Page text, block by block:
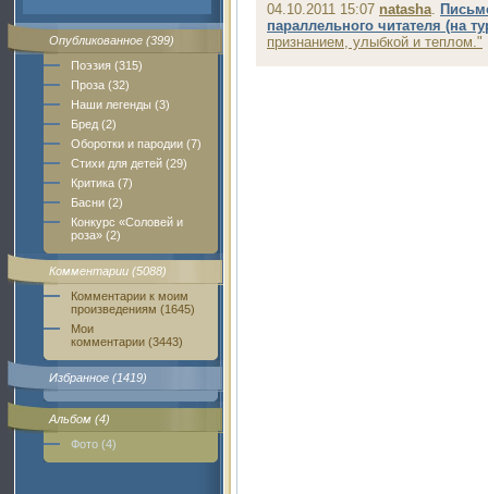
Опубликованное (399)
Поэзия (315)
Проза (32)
Наши легенды (3)
Бред (2)
Оборотки и пародии (7)
Стихи для детей (29)
Критика (7)
Басни (2)
Конкурс «Соловей и
роза» (2)
Комментарии (5088)
Комментарии к моим
произведениям (1645)
Мои
комментарии (3443)
Избранное (1419)
Альбом (4)
Фото (4)
04.10.2011 15:07 natasha.
параллельного читателя (на
признанием, улыбкой и теплом."